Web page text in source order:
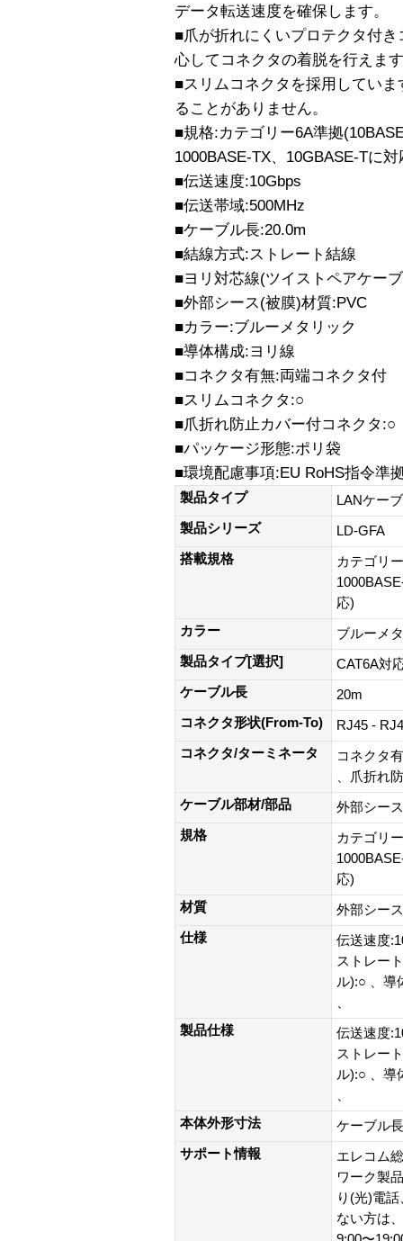
データ転送速度を確保します。
■爪が折れにくいプロテクタ付
心してコネクタの着脱を行えま
■スリムコネクタを採用してい
ることがありません。
■規格:カテゴリー6A準拠
1000BASE-TX、10GBASE-Tに対
■伝送速度:10Gbps
■伝送帯域:500MHz
■ケーブル長:20.0m
■結線方式:ストレート結線
■ヨリ対芯線(ツイストペアケー
■外部シース(被膜)材質:PVC
■カラー:ブルーメタリック
■導体構成:ヨリ線
■コネクタ有無:両端コネクタ付
■スリムコネクタ:○
■爪折れ防止カバー付コネクタ:○
■パッケージ形態:ポリ袋
■環境配慮事項:EU RoHS指令準
製品タイプ
LANケー
製品シリーズ
LD-GFA
搭載規格
カテゴリ
応)
カラー
ブルーメ
製品タイプ[選択]
CAT6A対
ケーブル長
20m
コネクタ形状(From-To)
RJ45 -
コネクタ/ターミネータ
コネクタ
、爪折れ
ケーブル部材/部品
外部シー
規格
カテゴリ
応)
材質
外部シー
仕様
伝送速度
ストレー
ル):○ 、導
製品仕様
伝送速度
ストレー
ル):○ 、導
本体外形寸法
ケーブル
サポート情報
エレコム
ワーク製
り(光)電
ない方は